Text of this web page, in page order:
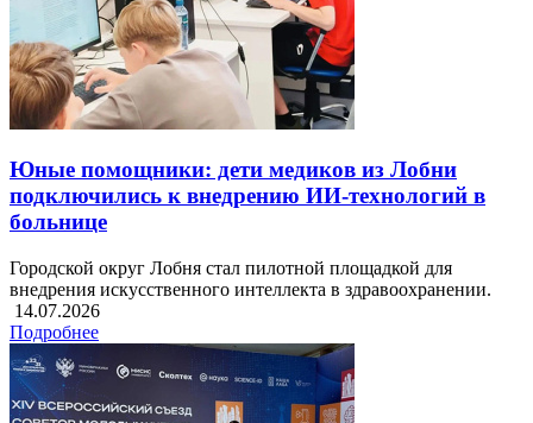
Юные помощники: дети медиков из Лобни
подключились к внедрению ИИ-технологий в
больнице
Городской округ Лобня стал пилотной площадкой для
внедрения искусственного интеллекта в здравоохранении.
14.07.2026
Подробнее